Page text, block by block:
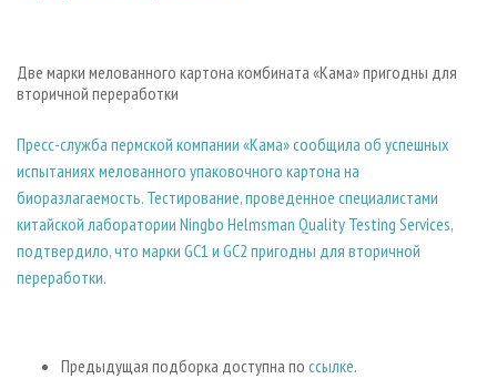
Две марки мелованного картона комбината «Кама» пригодны для
вторичной переработки
Пресс-служба пермской компании «Кама» сообщила об успешных
испытаниях мелованного упаковочного картона на
биоразлагаемость. Тестирование, проведенное специалистами
китайской лаборатории Ningbo Helmsman Quality Testing Services,
подтвердило, что марки GC1 и GC2 пригодны для вторичной
переработки.
Предыдущая подборка доступна по ссылке.